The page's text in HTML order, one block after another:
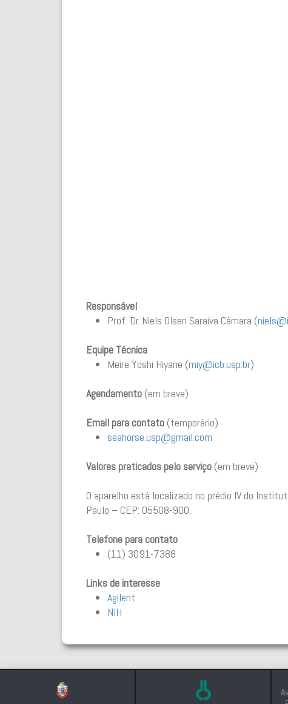
Responsável
Prof. Dr. Niels Olsen Saraiva Câmara (
Equipe Técnica
Meire Yoshi Hiyane (miy@icb.usp.br)
Agendamento (em breve)
Email para contato(temporário)
seahorse.usp@gmail.com
Valores praticados pelo serviço(em breve)
O aparelho está localizado no prédio IV do
Paulo – CEP: 05508-900.
Telefone para contato
(11) 3091-7388
Links de interesse
Agilent
NIH